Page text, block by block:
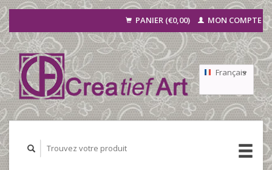
PANIER (€0,00) MON COMPTE
Français
Nederlands